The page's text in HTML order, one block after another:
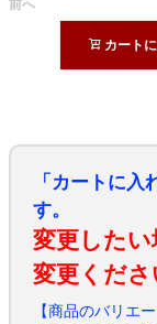
前へ
カート
「カートに
す。
変更した
変更くださ
【商品のバリエ